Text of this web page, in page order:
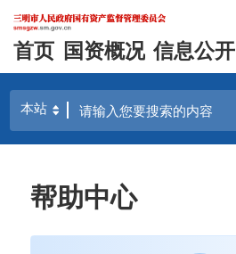
首页 国资概况 信息公开
帮助中心